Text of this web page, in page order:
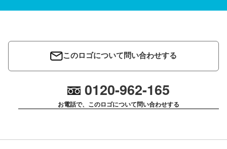
このロゴについて問い合わせする
0120-962-165
お電話で、このロゴについて問い合わせする